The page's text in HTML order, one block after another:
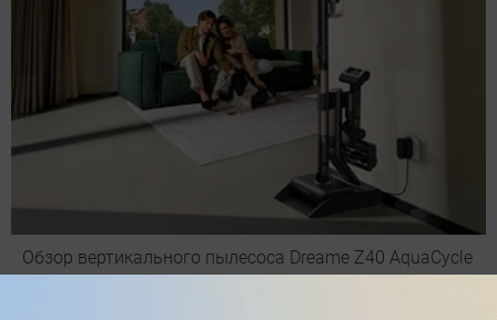
Обзор вертикального пылесоса Dreame Z40 AquaCycle
Pro: гибкий подход к уборке